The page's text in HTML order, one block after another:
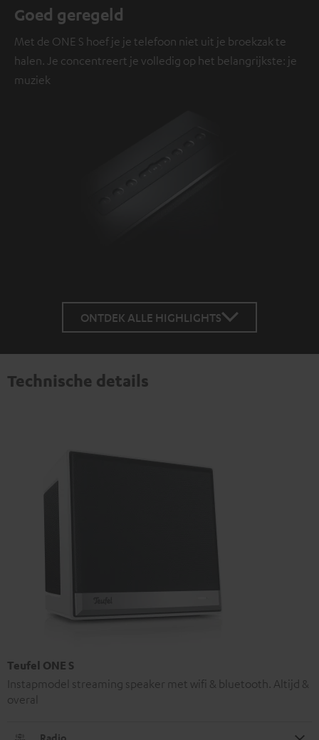
Goed geregeld
Met de ONE S hoef je je telefoon niet uit je broekzak te
halen. Je concentreert je volledig op het belangrijkste: je
muziek
ONTDEK ALLE HIGHLIGHTS
Technische details
Teufel ONE S
Instapmodel streaming speaker met wifi & bluetooth. Altijd &
overal